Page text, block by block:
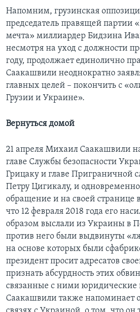
Напомним, грузинская
председатель правящей партии
мечта» миллиардер Бидзина
несмотря на уход с должности
году, продолжает единолично
Саакашвили неоднократно
главных целей – покончить с
Грузии и Украине».
Вернуться домой
21 апреля Михаил Саакашвили
главе Службы безопасности
Грицаку и главе Приграничной
Петру Цигикалу, и
обращение и на своей странице
что 12 февраля 2018 года его
образом выслали из Украины в
против него были выдвинуты
на основе которых были
президент просит адресатов
признать абсурдность этих
связанные с ними
Саакашвили также напоминает